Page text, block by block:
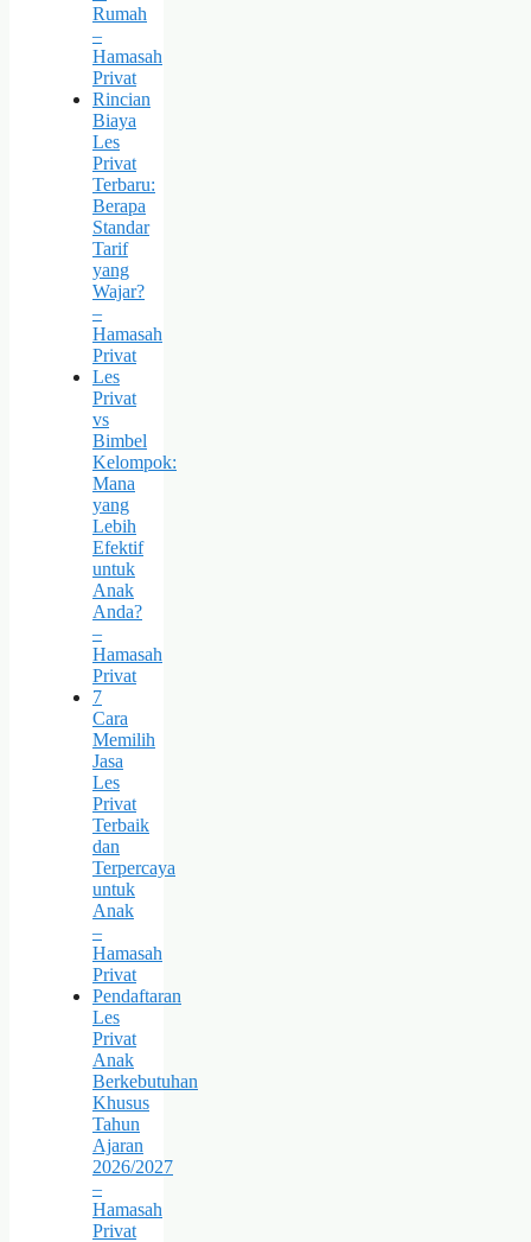
Rumah
–
Hamasah
Privat
Rincian
Biaya
Les
Privat
Terbaru:
Berapa
Standar
Tarif
yang
Wajar?
–
Hamasah
Privat
Les
Privat
vs
Bimbel
Kelompok:
Mana
yang
Lebih
Efektif
untuk
Anak
Anda?
–
Hamasah
Privat
7
Cara
Memilih
Jasa
Les
Privat
Terbaik
dan
Terpercaya
untuk
Anak
–
Hamasah
Privat
Pendaftaran
Les
Privat
Anak
Berkebutuhan
Khusus
Tahun
Ajaran
2026/2027
–
Hamasah
Privat